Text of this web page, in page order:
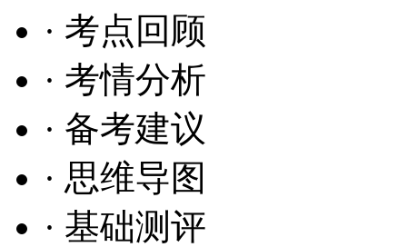
· 考点回顾
· 考情分析
· 备考建议
· 思维导图
· 基础测评